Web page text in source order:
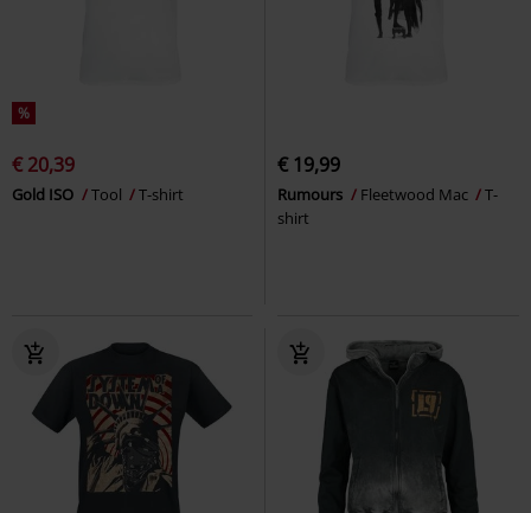
%
€ 20,39
Gold ISO Tool T-shirt
€ 19,99
Rumours Fleetwood Mac
T-
shirt